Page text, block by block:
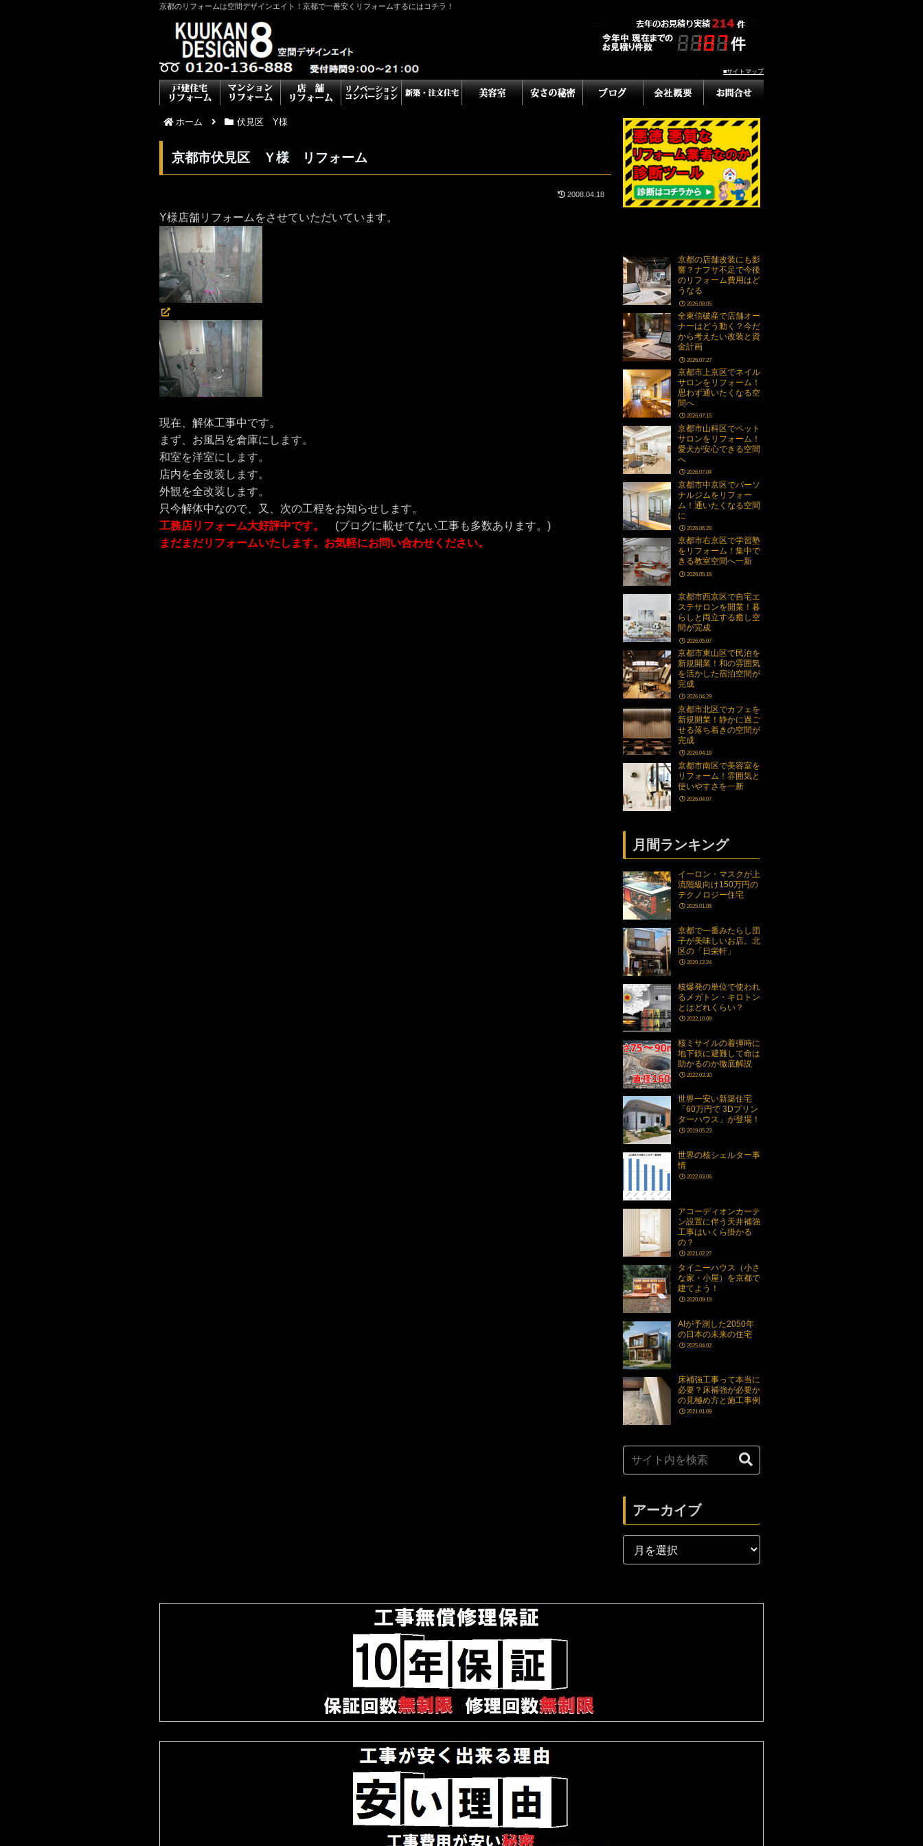
京都のリフォームは空間デザインエイト！京都で一番安くリフォームするにはコチラ！
■サイトマップ
ホーム 伏見区 Y様
京都市伏見区 Ｙ様 リフォーム
2008.04.18
Y様店舗リフォームをさせていただいています。
現在、解体工事中です。
まず、お風呂を倉庫にします。
和室を洋室にします。
店内を全改装します。
外観を全改装します。
只今解体中なので、又、次の工程をお知らせします。
工務店リフォーム大好評中です。
(ブログに載せてない工事も多数あります。)
まだまだリフォームいたします。お気軽にお問い合わせください。
京都の店舗改装にも影
響？ナフサ不足で今後
のリフォーム費用はど
うなる
2026.08.05
全東信破産で店舗オー
ナーはどう動く？今だ
から考えたい改装と資
金計画
2026.07.27
京都市上京区でネイル
サロンをリフォーム！
思わず通いたくなる空
間へ
2026.07.15
京都市山科区でペット
サロンをリフォーム！
愛犬が安心できる空間
へ
2026.07.04
京都市中京区でパーソ
ナルジムをリフォー
ム！通いたくなる空間
に
2026.06.28
京都市右京区で学習塾
をリフォーム！集中で
きる教室空間へ一新
2026.05.16
京都市西京区で自宅エ
ステサロンを開業！暮
らしと両立する癒し空
間が完成
2026.05.07
京都市東山区で民泊を
新規開業！和の雰囲気
を活かした宿泊空間が
完成
2026.04.29
京都市北区でカフェを
新規開業！静かに過ご
せる落ち着きの空間が
完成
2026.04.18
京都市南区で美容室を
リフォーム！雰囲気と
使いやすさを一新
2026.04.07
月間ランキング
イーロン・マスクが上
流階級向け150万円の
テクノロジー住宅
2025.01.06
京都で一番みたらし団
子が美味しいお店。北
区の「日栄軒」
2020.12.24
核爆発の単位で使われ
るメガトン・キロトン
とはどれくらい？
2022.10.09
核ミサイルの着弾時に
地下鉄に避難して命は
助かるのか徹底解説
2022.03.30
世界一安い新築住宅
「60万円で 3Dプリン
ターハウス」が登場！
2019.05.23
世界の核シェルター事
情
2022.03.06
アコーディオンカーテ
ン設置に伴う天井補強
工事はいくら掛かる
の？
2021.02.27
タイニーハウス（小さ
な家・小屋）を京都で
建てよう！
2020.09.19
AIが予測した2050年
の日本の未来の住宅
2025.04.02
床補強工事って本当に
必要？床補強が必要か
の見極め方と施工事例
2021.01.09
アーカイブ